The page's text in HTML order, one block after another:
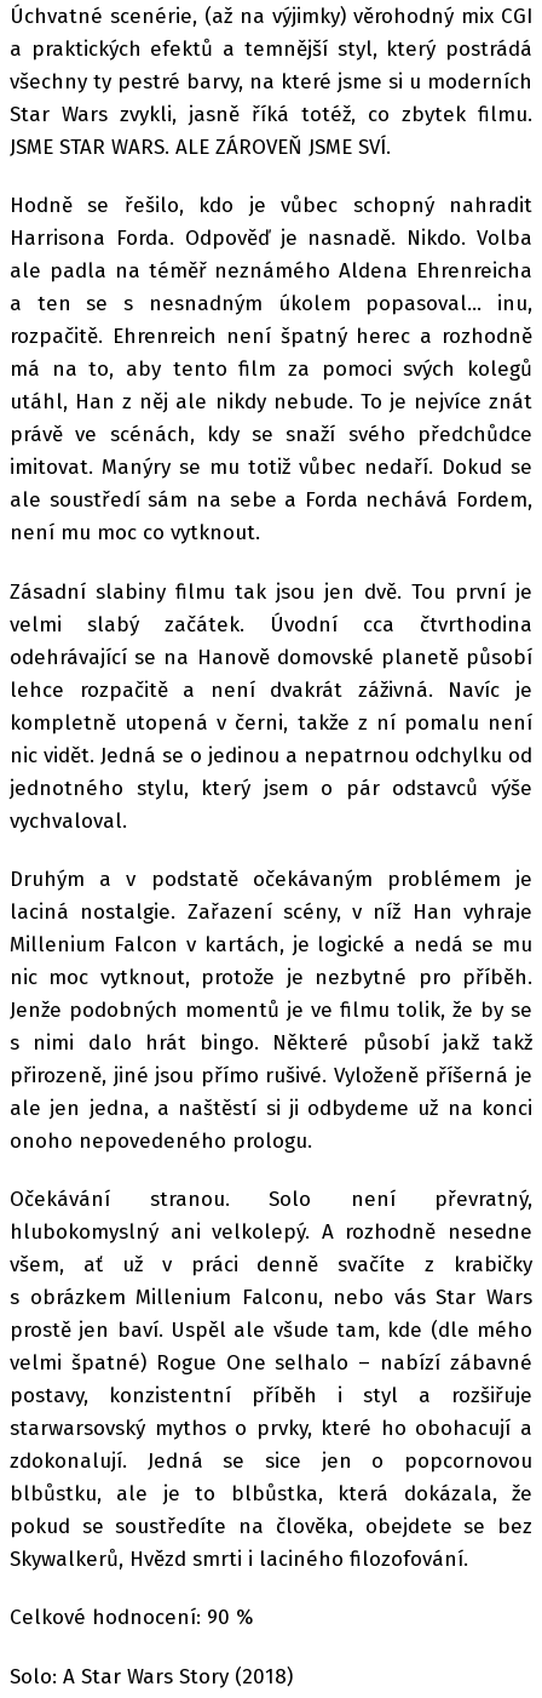
Úchvatné scenérie, (až na výjimky) věrohodný mix CGI
a praktických efektů a temnější styl, který postrádá
všechny ty pestré barvy, na které jsme si u moderních
Star Wars zvykli, jasně říká totéž, co zbytek filmu.
JSME STAR WARS. ALE ZÁROVEŇ JSME SVÍ.
Hodně se řešilo, kdo je vůbec schopný nahradit
Harrisona Forda. Odpověď je nasnadě. Nikdo. Volba
ale padla na téměř neznámého Aldena Ehrenreicha
a ten se s nesnadným úkolem popasoval… inu,
rozpačitě. Ehrenreich není špatný herec a rozhodně
má na to, aby tento film za pomoci svých kolegů
utáhl, Han z něj ale nikdy nebude. To je nejvíce znát
právě ve scénách, kdy se snaží svého předchůdce
imitovat. Manýry se mu totiž vůbec nedaří. Dokud se
ale soustředí sám na sebe a Forda nechává Fordem,
není mu moc co vytknout.
Zásadní slabiny filmu tak jsou jen dvě. Tou první je
velmi slabý začátek. Úvodní cca čtvrthodina
odehrávající se na Hanově domovské planetě působí
lehce rozpačitě a není dvakrát záživná. Navíc je
kompletně utopená v černi, takže z ní pomalu není
nic vidět. Jedná se o jedinou a nepatrnou odchylku od
jednotného stylu, který jsem o pár odstavců výše
vychvaloval.
Druhým a v podstatě očekávaným problémem je
laciná nostalgie. Zařazení scény, v níž Han vyhraje
Millenium Falcon v kartách, je logické a nedá se mu
nic moc vytknout, protože je nezbytné pro příběh.
Jenže podobných momentů je ve filmu tolik, že by se
s nimi dalo hrát bingo. Některé působí jakž takž
přirozeně, jiné jsou přímo rušivé. Vyloženě příšerná je
ale jen jedna, a naštěstí si ji odbydeme už na konci
onoho nepovedeného prologu.
Očekávání stranou. Solo není převratný,
hlubokomyslný ani velkolepý. A rozhodně nesedne
všem, ať už v práci denně svačíte z krabičky
s obrázkem Millenium Falconu, nebo vás Star Wars
prostě jen baví. Uspěl ale všude tam, kde (dle mého
velmi špatné) Rogue One selhalo – nabízí zábavné
postavy, konzistentní příběh i styl a rozšiřuje
starwarsovský mythos o prvky, které ho obohacují a
zdokonalují. Jedná se sice jen o popcornovou
blbůstku, ale je to blbůstka, která dokázala, že
pokud se soustředíte na člověka, obejdete se bez
Skywalkerů, Hvězd smrti i laciného filozofování.
Celkové hodnocení: 90 %
Solo: A Star Wars Story (2018)